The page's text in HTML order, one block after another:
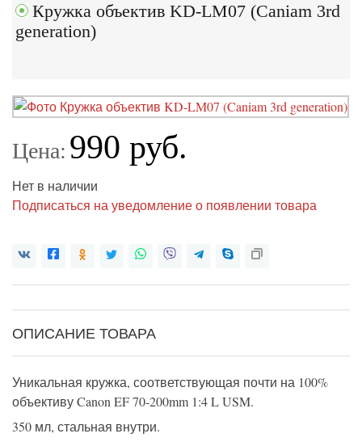
Кружка объектив KD-LM07 (Caniam 3rd
generation)
Цена: 990 руб.
Нет в наличии
Подписаться на уведомление о появлении товара
ОПИСАНИЕ ТОВАРА
Уникальная кружка, соответствующая почти на 100%
объективу Canon EF 70-200mm 1:4 L USM.
350 мл, стальная внутри.